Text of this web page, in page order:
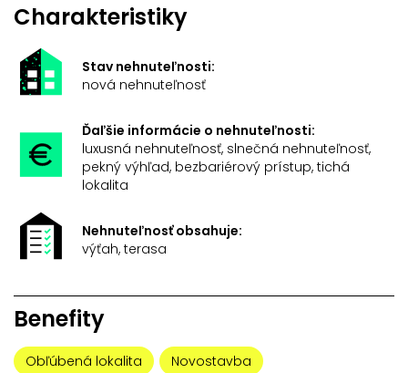
Charakteristiky
Stav nehnuteľnosti:
nová nehnuteľnosť
Ďaľšie informácie o nehnuteľnosti:
luxusná nehnuteľnosť, slnečná nehnuteľnosť,
pekný výhľad, bezbariérový prístup, tichá
lokalita
Nehnuteľnosť obsahuje:
výťah, terasa
Benefity
Obľúbená lokalita Novostavba